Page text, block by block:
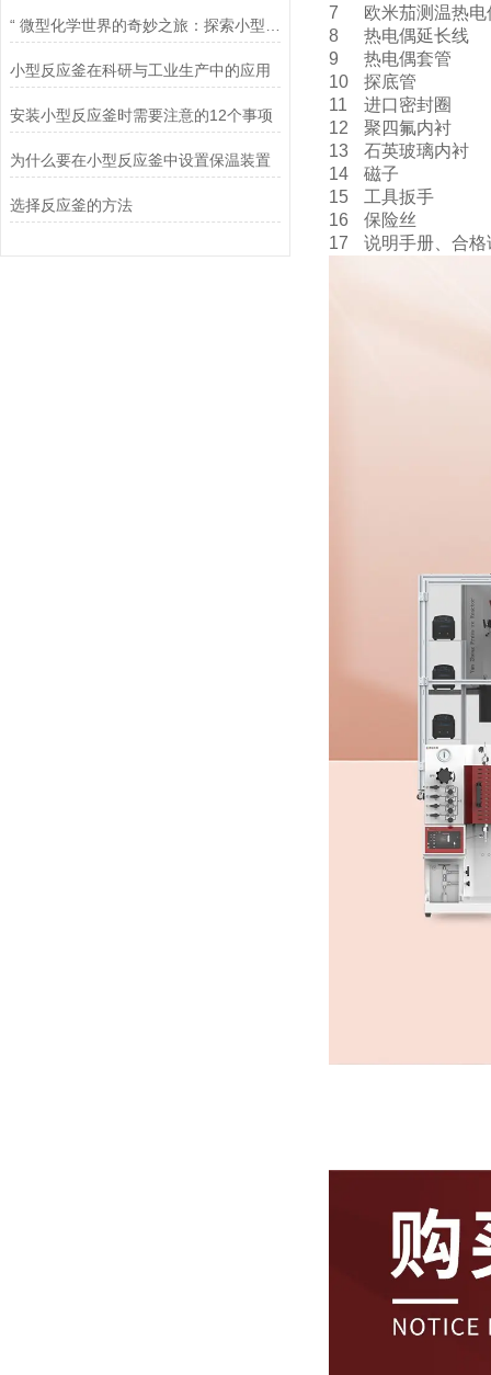
小型反应釜在科研与工业生产中的应用
安装小型反应釜时需要注意的12个事项
为什么要在小型反应釜中设置保温装置
选择反应釜的方法
7
欧米茄测温热电
8
热电偶延长线
9
热电偶套管
10
探底管
11
进口密封圈
12
聚四氟内衬
13
石英玻璃内衬
14
磁子
15
工具扳手
16
保险丝
17
说明手册、合